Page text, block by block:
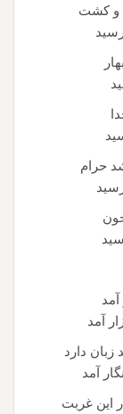
و کشت
حرام
آمد
دارد
آمد
این غربت